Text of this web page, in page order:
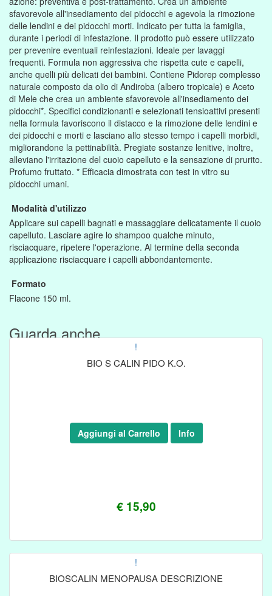
sfavorevole all'insediamento dei pidocchi e agevola la rimozione
delle lendini e dei pidocchi morti. Indicato per tutta la famiglia,
durante i periodi di infestazione. Il prodotto può essere utilizzato
per prevenire eventuali reinfestazioni. Ideale per lavaggi
frequenti. Formula non aggressiva che rispetta cute e capelli,
anche quelli più delicati dei bambini. Contiene Pidorep complesso
naturale composto da olio di Andiroba (albero tropicale) e Aceto
di Mele che crea un ambiente sfavorevole all'insediamento dei
pidocchi*. Specifici condizionanti e selezionati tensioattivi presenti
nella formula favoriscono il distacco e la rimozione delle lendini e
dei pidocchi e morti e lasciano allo stesso tempo i capelli morbidi,
migliorandone la pettinabilità. Pregiate sostanze lenitive, inoltre,
alleviano l'irritazione del cuoio capelluto e la sensazione di prurito.
Profumo fruttato. * Efficacia dimostrata con test in vitro su
pidocchi umani.
Modalità d'utilizzo
Applicare sui capelli bagnati e massaggiare delicatamente il cuoio
capelluto. Lasciare agire lo shampoo qualche minuto,
risciacquare, ripetere l'operazione. Al termine della seconda
applicazione risciacquare i capelli abbondantemente.
Formato
Flacone 150 ml.
Guarda anche....
!
BIO S CALIN PIDO K.O.
€ 15,90
Aggiungi al Carrello Info
!
BIOSCALIN MENOPAUSA DESCRIZIONE